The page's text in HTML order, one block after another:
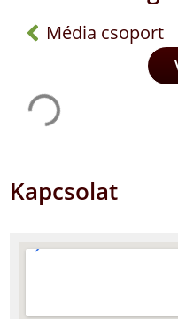
Média csoport
Kapcsolat